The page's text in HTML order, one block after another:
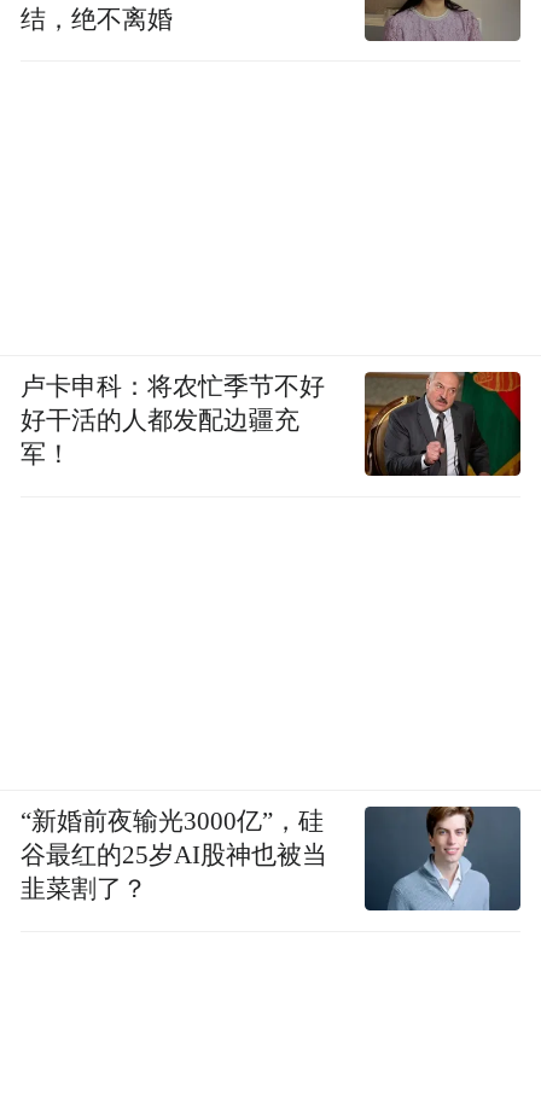
结，绝不离婚
卢卡申科：将农忙季节不好
好干活的人都发配边疆充
军！
“新婚前夜输光3000亿”，硅
谷最红的25岁AI股神也被当
韭菜割了？